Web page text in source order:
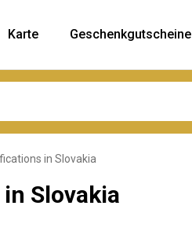
Karte Geschenkgutscheine
in Slovakia
Slovakia